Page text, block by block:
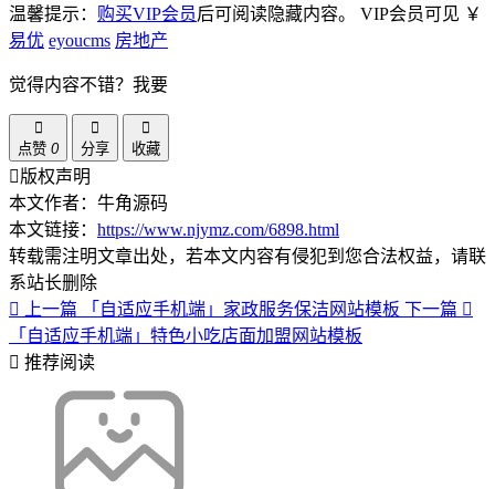
温馨提示： 购买VIP会员后可阅读隐藏内容。 VIP会员可见 ￥
易优 eyoucms 房地产
觉得内容不错？我要
点赞 0 分享 收藏
版权声明
本文作者：牛角源码
本文链接： https://www.njymz.com/6898.html
转载需注明文章出处，若本文内容有侵犯到您合法权益，请联
系站长删除
上一篇
「自适应手机端」家政服务保洁网站模板 下一篇
「自适应手机端」特色小吃店面加盟网站模板
推荐阅读